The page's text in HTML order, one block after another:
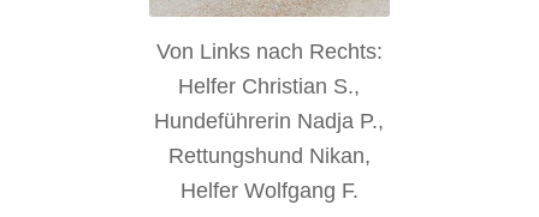
Von Links nach Rechts:
Helfer Christian S.,
Hundeführerin Nadja P.,
Rettungshund Nikan,
Helfer Wolfgang F.